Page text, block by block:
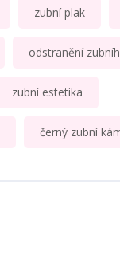
zubní plak
odstranění
zubní estetika
černý zubní